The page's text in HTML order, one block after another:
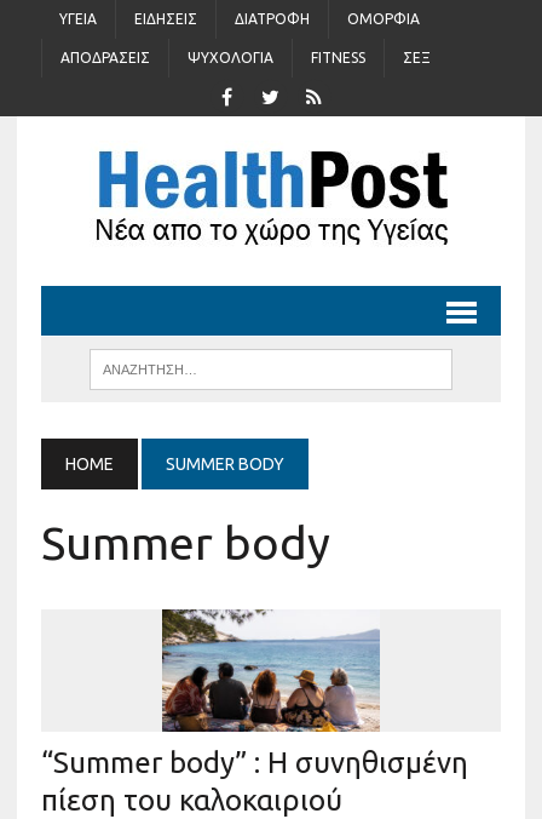
ΥΓΕΊΑ ΕΙΔΉΣΕΙΣ ΔΙΑΤΡΟΦΉ ΟΜΟΡΦΙΆ
ΑΠΟΔΡΆΣΕΙΣ ΨΥΧΟΛΟΓΊΑ FITNESS ΣΈΞ
HOME SUMMER BODY
Summer body
“Summer body” : Η συνηθισμένη
πίεση του καλοκαιριού